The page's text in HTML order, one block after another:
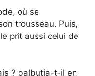
où se
trousseau. Puis,
prit aussi celui de
? balbutia-t-il en